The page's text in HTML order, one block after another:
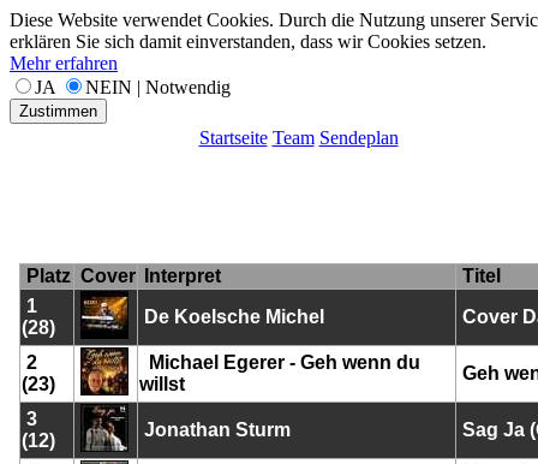
Diese Website verwendet Cookies. Durch die Nutzung unserer
erklären Sie sich damit einverstanden, dass wir Cookies setzen.
Mehr erfahren
JA
NEIN | Notwendig
Zustimmen
Startseite Team Sendeplan
Platz Cover Interpret
Titel
1
(28)
De Koelsche Michel Cover
2
(23)
Michael Egerer - Geh wenn du
willst
Geh
3
(12)
Jonathan Sturm Sag Ja